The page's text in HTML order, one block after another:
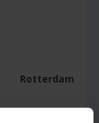
Rotterdam